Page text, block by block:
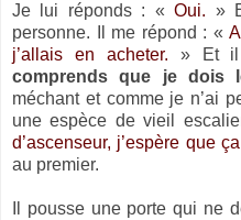
Je lui réponds : «Oui. »
personne. Il me répond : «
j’allais en acheter. » Et il
comprends que je dois
méchant et comme je n’ai
une espèce de vieil
d’ascenseur, j’espère que
au premier.
Il pousse une porte qui ne